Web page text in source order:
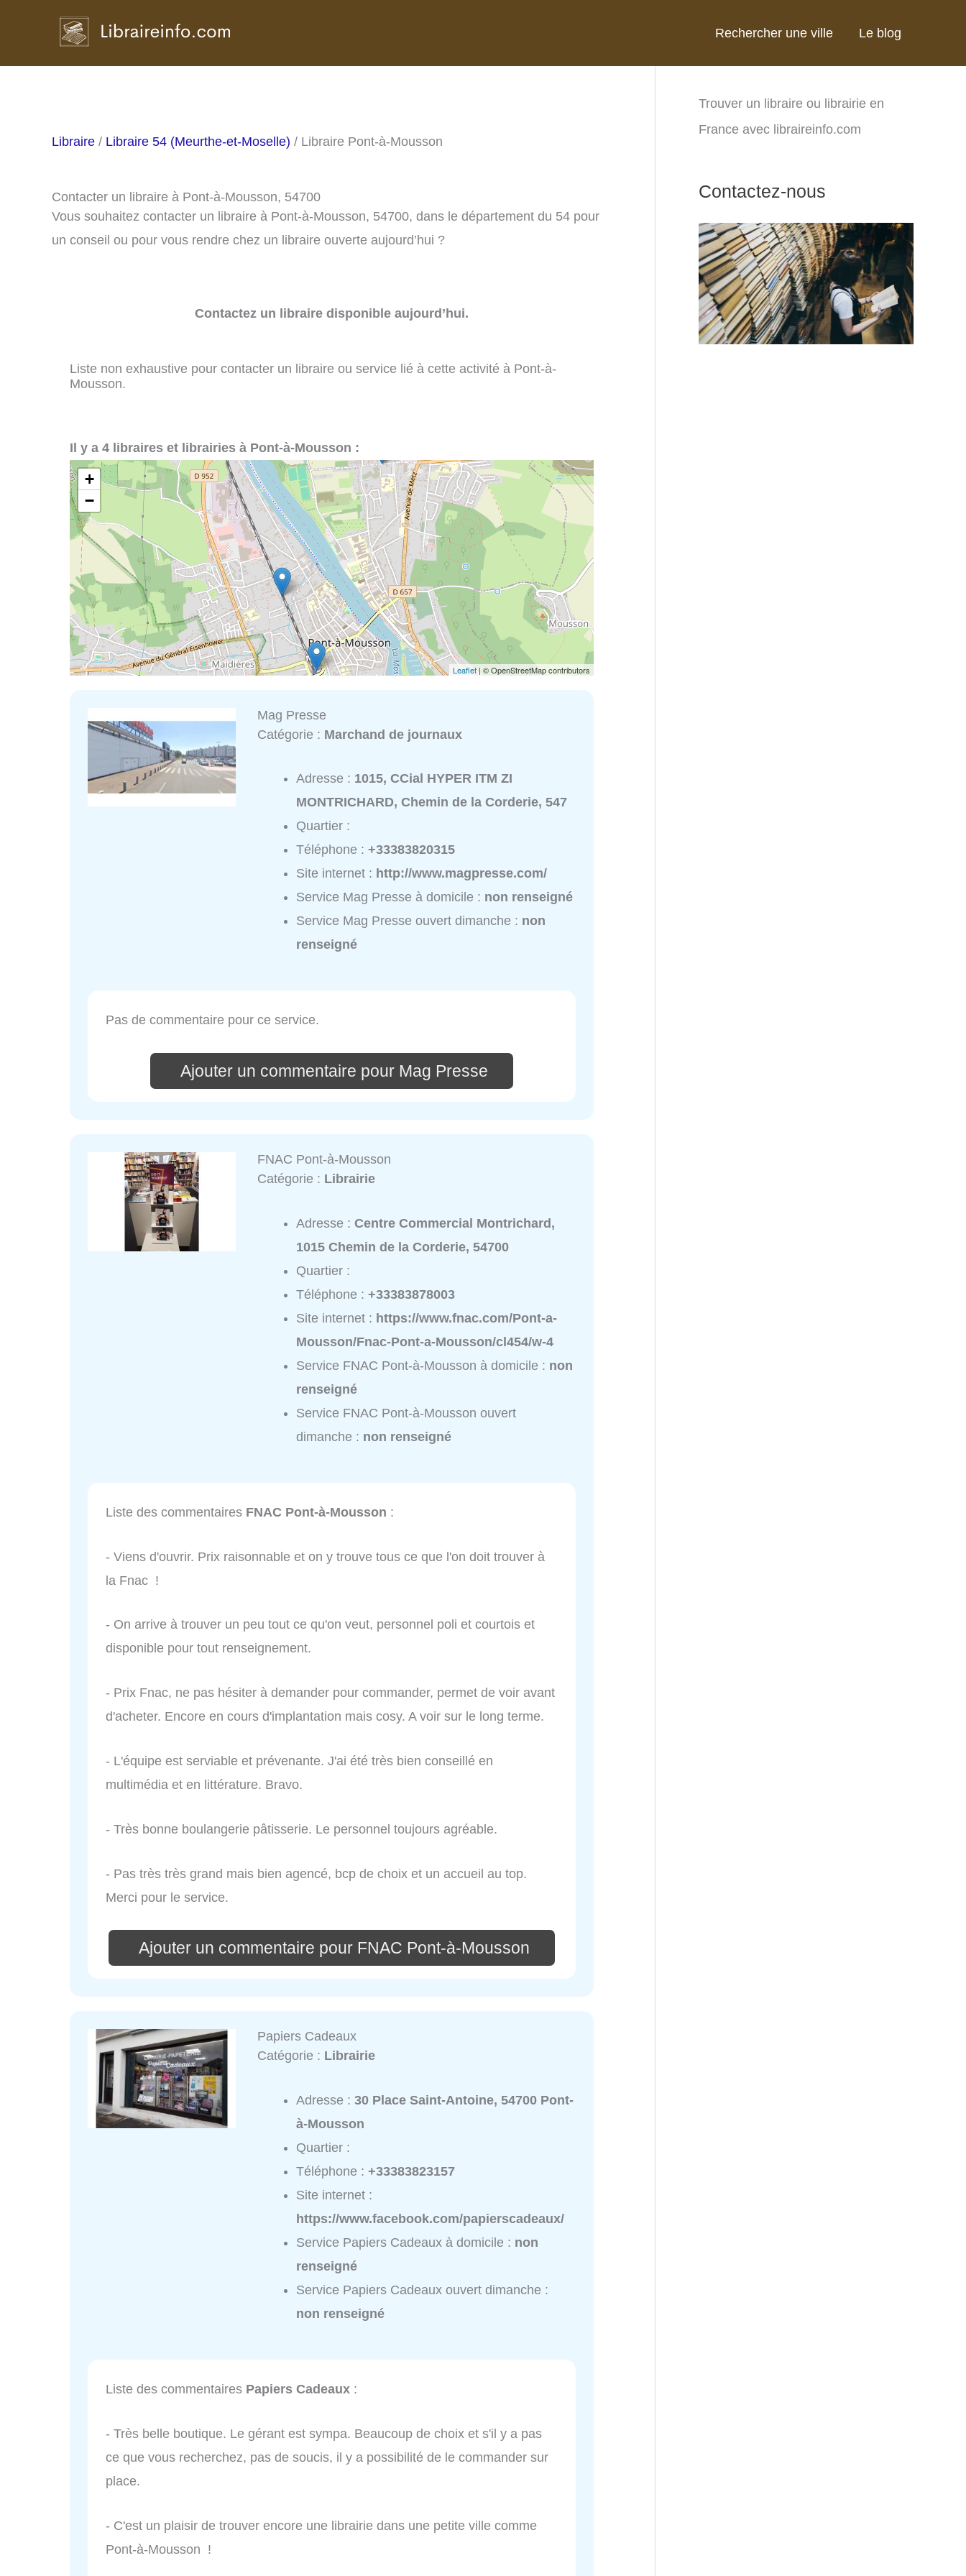
Rechercher une ville Le blog
Libraire / Libraire 54 (Meurthe-et-Moselle) / Libraire Pont-à-Mousson
Contacter un libraire à Pont-à-Mousson, 54700
Vous souhaitez contacter un libraire à Pont-à-Mousson, 54700, dans le département du 54 pour
un conseil ou pour vous rendre chez un libraire ouverte aujourd’hui ?
Contactez un libraire disponible aujourd’hui.
Liste non exhaustive pour contacter un libraire ou service lié à cette activité à Pont-à-
Mousson.
Il y a 4 libraires et librairies à Pont-à-Mousson :
+
−
Leaflet | © OpenStreetMap contributors
Mag Presse
Catégorie : Marchand de journaux
Adresse : 1015, CCial HYPER ITM ZI
MONTRICHARD, Chemin de la Corderie, 547
Quartier :
Téléphone :+33383820315
Site internet : http://www.magpresse.com/
Service Mag Presse à domicile : non renseigné
Service Mag Presse ouvert dimanche : non
renseigné
Pas de commentaire pour ce service.
Ajouter un commentaire pour Mag Presse
FNAC Pont-à-Mousson
Catégorie : Librairie
Adresse :Centre Commercial Montrichard,
1015 Chemin de la Corderie, 54700
Quartier :
Téléphone :+33383878003
Site internet : https://www.fnac.com/Pont-a-
Mousson/Fnac-Pont-a-Mousson/cl454/w-4
Service FNAC Pont-à-Mousson à domicile : non
renseigné
Service FNAC Pont-à-Mousson ouvert
dimanche : non renseigné
Liste des commentaires FNAC Pont-à-Mousson :
- Viens d'ouvrir. Prix raisonnable et on y trouve tous ce que l'on doit trouver à
la Fnac !
- On arrive à trouver un peu tout ce qu'on veut, personnel poli et courtois et
disponible pour tout renseignement.
- Prix Fnac, ne pas hésiter à demander pour commander, permet de voir avant
d'acheter. Encore en cours d'implantation mais cosy. A voir sur le long terme.
- L'équipe est serviable et prévenante. J'ai été très bien conseillé en
multimédia et en littérature. Bravo.
- Très bonne boulangerie pâtisserie. Le personnel toujours agréable.
- Pas très très grand mais bien agencé, bcp de choix et un accueil au top.
Merci pour le service.
Ajouter un commentaire pour FNAC Pont-à-Mousson
Papiers Cadeaux
Catégorie : Librairie
Adresse :30 Place Saint-Antoine, 54700 Pont-
à-Mousson
Quartier :
Téléphone :+33383823157
Site internet :
https://www.facebook.com/papierscadeaux/
Service Papiers Cadeaux à domicile : non
renseigné
Service Papiers Cadeaux ouvert dimanche :
non renseigné
Liste des commentaires Papiers Cadeaux :
- Très belle boutique. Le gérant est sympa. Beaucoup de choix et s'il y a pas
ce que vous recherchez, pas de soucis, il y a possibilité de le commander sur
place.
- C'est un plaisir de trouver encore une librairie dans une petite ville comme
Pont-à-Mousson !
Trouver un libraire ou librairie en
France avec libraireinfo.com
Contactez-nous